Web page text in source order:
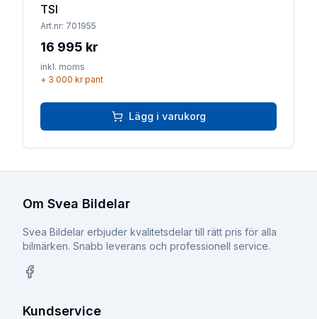
TSI
Art.nr: 701955
16 995 kr
inkl. moms
+ 3 000 krpant
Lägg i varukorg
Om Svea Bildelar
Svea Bildelar erbjuder kvalitetsdelar till rätt pris för alla
bilmärken. Snabb leverans och professionell service.
Kundservice